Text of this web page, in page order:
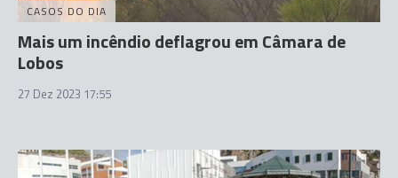
CASOS DO DIA
Mais um incêndio deflagrou em Câmara de
Lobos
27 Dez 2023 17:55